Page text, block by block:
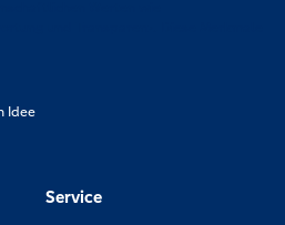
Idee
Service